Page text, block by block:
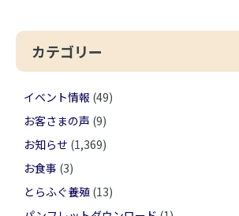
カテゴリー
イベント情報 (49)
お客さまの声 (9)
お知らせ (1,369)
お食事 (3)
とらふぐ養殖 (13)